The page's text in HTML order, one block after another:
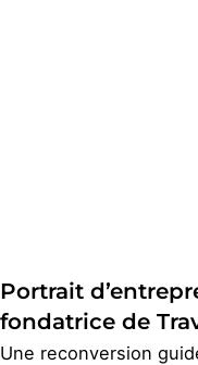
Portrait
fondatrice de
Une reconversion